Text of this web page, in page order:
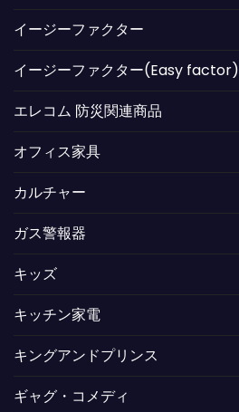
イージーファクター
イージーファクター(Easy factor)
エレコム 防災関連商品
オフィス家具
カルチャー
ガス警報器
キッズ
キッチン家電
キングアンドプリンス
ギャグ・コメディ